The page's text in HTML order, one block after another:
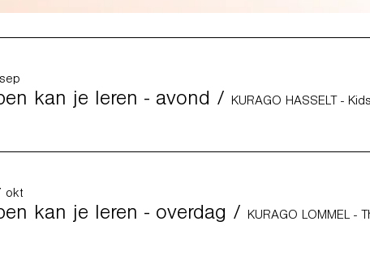
kan je leren - avond /
okt
kan je leren - overdag /